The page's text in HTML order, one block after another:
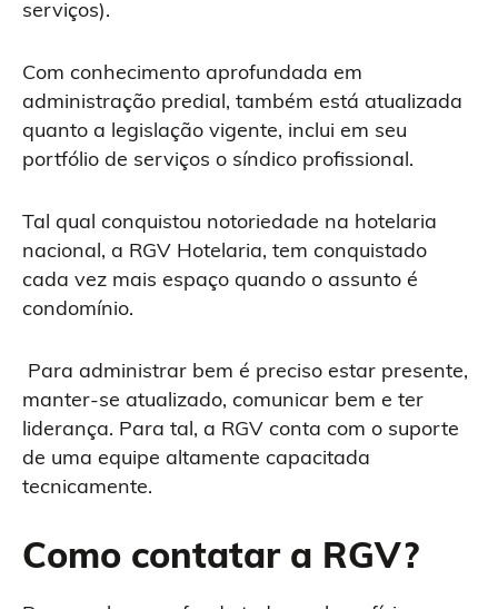
serviços).
Com conhecimento aprofundada em
administração predial, também está atualizada
quanto a legislação vigente, inclui em seu
portfólio de serviços o síndico profissional.
Tal qual conquistou notoriedade na hotelaria
nacional, a RGV Hotelaria, tem conquistado
cada vez mais espaço quando o assunto é
condomínio.
Para administrar bem é preciso estar presente,
manter-se atualizado, comunicar bem e ter
liderança. Para tal, a RGV conta com o suporte
de uma equipe altamente capacitada
tecnicamente.
Como contatar a RGV?